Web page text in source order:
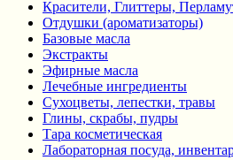
Красители, Глиттеры,
Отдушки (ароматизаторы)
Базовые масла
Экстракты
Эфирные масла
Лечебные ингредиенты
Сухоцветы, лепестки, травы
Глины, скрабы, пудры
Тара косметическая
Лабораторная посуда,